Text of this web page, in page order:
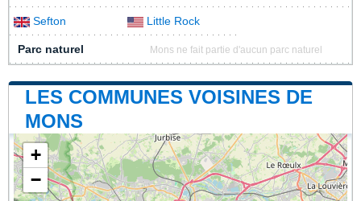
Sefton Little Rock
Parc naturel Mons ne fait partie d'aucun parc naturel
LES COMMUNES VOISINES DE
MONS
+
−